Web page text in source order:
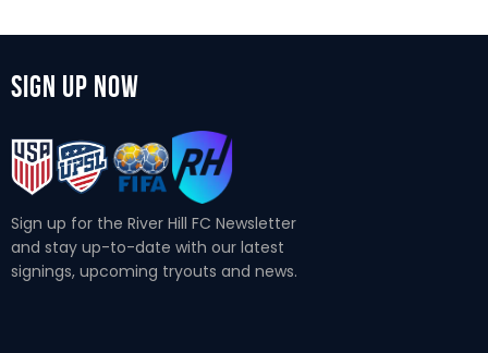
Sign Up Now
Sign up for the River Hill FC Newsletter
and stay up-to-date with our latest
signings, upcoming tryouts and news.